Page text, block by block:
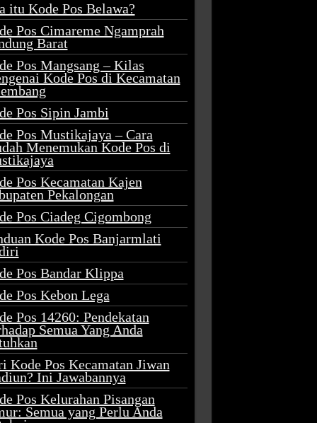
itu Kode Pos Belawa?
Pos Cimareme Ngamprah
Barat
Pos Mangsang – Kilas
Kode Pos di Kecamatan
Pos Sipin Jambi
Pos Mustikajaya – Cara
Menemukan Kode Pos di
Pos Kecamatan Kajen
Pekalongan
Pos Ciadeg Cigombong
Kode Pos Banjarmlati
Pos Bandar Klippa
Pos Kebon Lega
Pos 14260: Pendekatan
Semua Yang Anda
Kode Pos Kecamatan Jiwan
Ini Jawabannya
Pos Kelurahan Pisangan
Semua yang Perlu Anda